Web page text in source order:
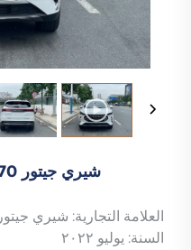
شيري جيتور X70 بلس لعام ٢٠٢١
العلامة التجارية: شيري جيتور
السنة: يوليو ٢٠٢٢